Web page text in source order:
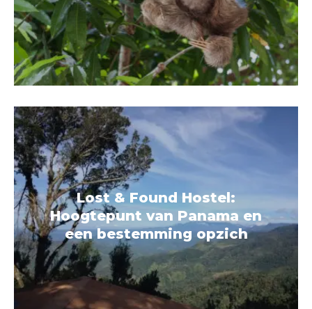
Lost & Found Hostel:
Hoogtepunt van Panama en
een bestemming opzich